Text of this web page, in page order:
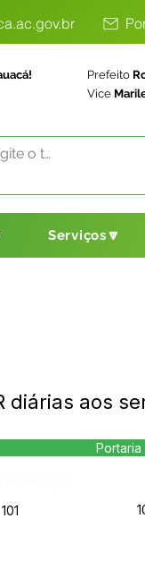
Prefeito
Vice
Serviços🔽
diárias aos
Portaria
101